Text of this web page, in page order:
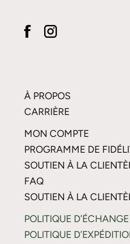
À PROPOS
CARRIÈRE
MON COMPTE
PROGRAMME DE
SOUTIEN À LA
FAQ
SOUTIEN À LA
POLITIQUE
POLITIQUE